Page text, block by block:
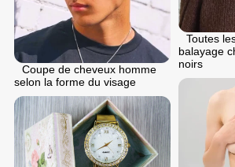
Toutes
balayage
noirs
Coupe de cheveux homme
selon la forme du visage